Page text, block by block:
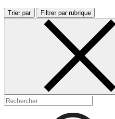
Trier par Filtrer par rubrique